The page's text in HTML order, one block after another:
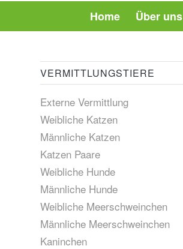
Home Über uns
VERMITTLUNGSTIERE
Externe Vermittlung
Weibliche Katzen
Männliche Katzen
Katzen Paare
Weibliche Hunde
Männliche Hunde
Weibliche Meerschweinchen
Männliche Meerschweinchen
Kaninchen